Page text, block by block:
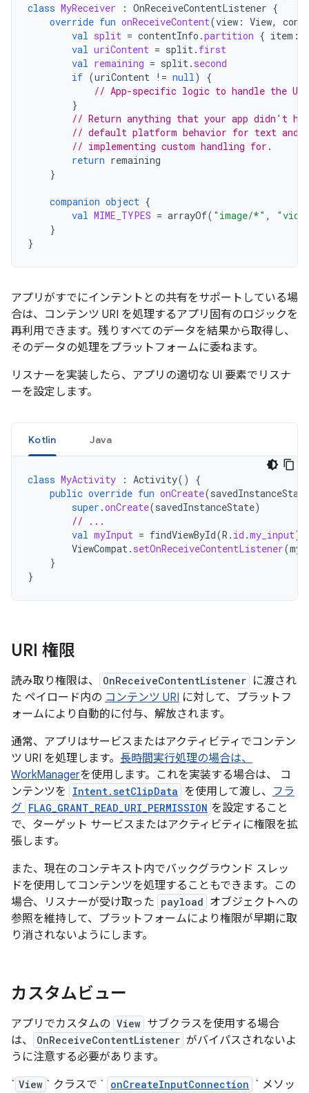
class MyReceiver : OnReceiveContentListener {
override fun onReceiveContent(view : View,
val split = contentInfo .partition { item :
val uriContent = split. first
val remaining = split. second
if (uriContent != null)
{
// App-specific logic to handle the
}
// Return anything that your app didn't
// default platform behavior for text and
// implementing custom handling for.
return remaining
}
companion object {
val MIME_TYPES = arrayOf( "image/*" ,
}
}
アプリがすでにインテントとの共有をサポートしている場
合は、コンテンツ URI を処理するアプリ固有のロジックを
再利用できます。残りすべてのデータを結果から取得し、
そのデータの処理をプラットフォームに委ねます。
リスナーを実装したら、アプリの適切な UI 要素でリスナ
ーを設定します。
Kotlin Java
class MyActivity : Activity()
{
public override fun onCreate(savedInstanceState
super .onCreate(savedInstanceState)
// ...
val myInput = findViewById(R . id .my_input)
ViewCompat. setOnReceiveContentListener(
}
}
URI 権限
読み取り権限は、 OnReceiveContentListener に渡され
た ペイロード内の コンテンツ URI に対して、プラットフ
ォームにより自動的に付与、解放されます。
通常、アプリはサービスまたはアクティビティでコンテン
ツ URI を処理します。 長時間実行処理の場合は、
WorkManagerを使用します。これを実装する場合は、 コ
ンテンツを
Intent.setClipData を使用して渡し、 フラ
グ FLAG_GRANT_READ_URI_PERMISSION を設定すること
で、ターゲット サービスまたはアクティビティに権限を拡
張します。
また、現在のコンテキスト内でバックグラウンド スレッ
ドを使用してコンテンツを処理することもできます。この
場合、リスナーが受け取った payload オブジェクトへの
参照を維持して、プラットフォームにより権限が早期に取
り消されないようにします。
カスタムビュー
アプリでカスタムの View サブクラスを使用する場合
は、
OnReceiveContentListener がバイパスされないよ
うに注意する必要があります。
` View ` クラスで ` onCreateInputConnection ` メソッ